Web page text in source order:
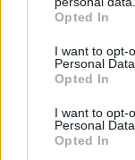
grant or deny
use your data for
consent section.
Opted In
I want to opt-
Personal Data.
Opted In
I want to opt-
Personal
Opted In
Ο «Δράκος» του
βίαζε γυναίκες, η
συλλάβει και τον